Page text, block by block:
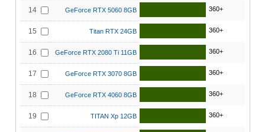
14 GeForce RTX 5060 8GB 360+
15 Titan RTX 24GB 360+
16 GeForce RTX 2080 Ti 11GB 360+
17 GeForce RTX 3070 8GB 360+
18 GeForce RTX 4060 8GB 360+
19 TITAN Xp 12GB 360+